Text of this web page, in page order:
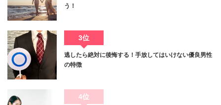
う！
3位
逃したら絶対に後悔する！手放してはいけない優良男性
の特徴
4位